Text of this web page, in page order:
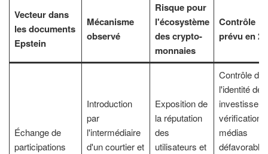
Vecteur dans
les documents
Epstein
Mécanisme
observé
Risque pour
l'écosystème
des crypto-
monnaies
Contrôle
prévu en
Échange de
participations
Introduction
par
l'intermédiaire
d'un courtier et
Exposition de
la réputation
des
utilisateurs et
Contrôle de
l'identité des
vérification
médias